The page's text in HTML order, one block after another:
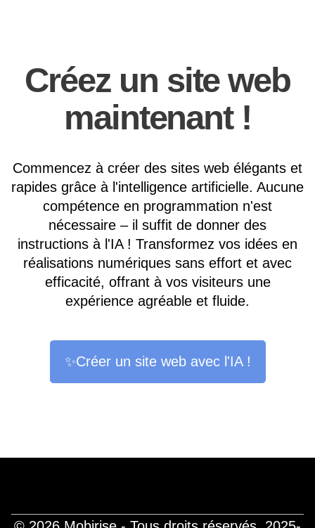
Créez un site web
maintenant !
Commencez à créer des sites web élégants et
rapides grâce à l'intelligence artificielle. Aucune
compétence en programmation n'est
nécessaire – il suffit de donner des
instructions à l'IA ! Transformez vos idées en
réalisations numériques sans effort et avec
efficacité, offrant à vos visiteurs une
expérience agréable et fluide.
✨Créer un site web avec l'IA !